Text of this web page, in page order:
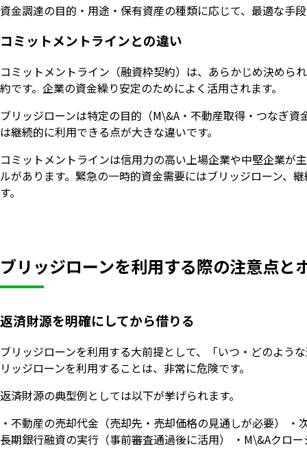
資金調達の目的・用途・保有資産の種類に応じて、最適な手
コミットメントラインとの違い
コミットメントライン（融資枠契約）は、あらかじめ決めら
約です。企業の資金繰り安定のためによく活用されます。
ブリッジローンは特定の目的（M\&A・不動産取得・つなぎ
は継続的に利用できる点が大きな違いです。
コミットメントラインは信用力の高い上場企業や中堅企業が
ルがあります。緊急の一時的資金需要にはブリッジローン、
す。
ブリッジローンを利用する際の注意点と
返済財源を明確にしてから借りる
ブリッジローンを利用する大前提として、「いつ・どのよう
リッジローンを利用することは、非常に危険です。
返済財源の典型例としては以下が挙げられます。
・不動産の売却代金（売却先・売却価格の見通しが必要）
長期銀行融資の実行（事前審査通過後に活用） ・M\&Aクロ